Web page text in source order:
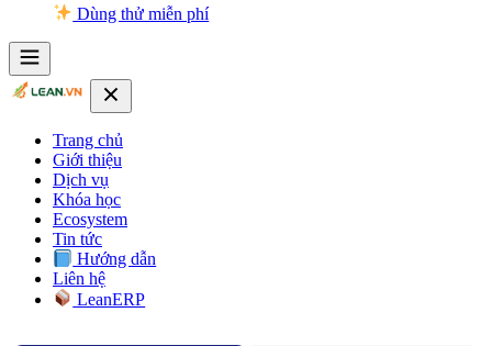
Dùng thử miễn phí
Trang chủ
Giới thiệu
Dịch vụ
Khóa học
Ecosystem
Tin tức
Hướng dẫn
Liên hệ
LeanERP